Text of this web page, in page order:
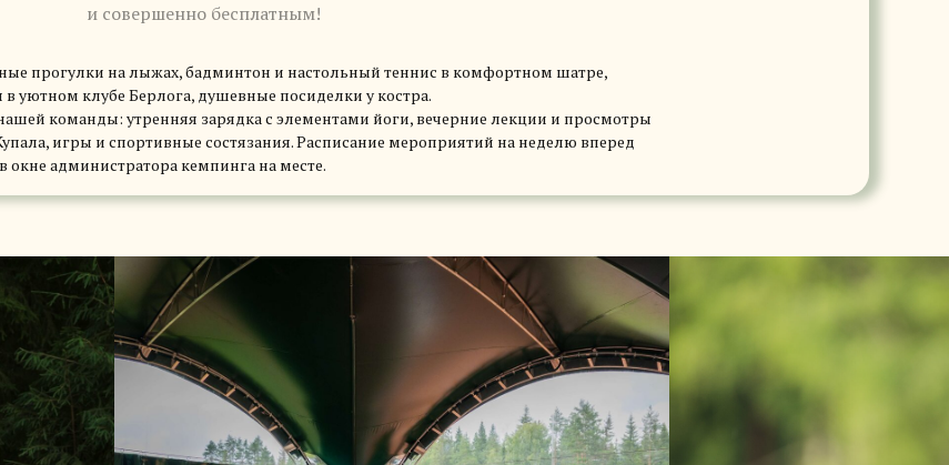
Отдых в Карелии
и совершенно бесплатным!
прогулки на лыжах, бадминтон и настольный теннис в комфортном шатре,
уютном клубе Берлога, душевные посиделки у костра.
команды: утренняя зарядка с элементами йоги, вечерние лекции и просмотры
игры и спортивные состязания. Расписание мероприятий на неделю вперед
администратора кемпинга на месте.